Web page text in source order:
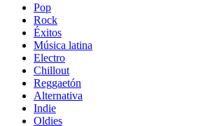
Pop
Rock
Éxitos
Música latina
Electro
Chillout
Reggaetón
Alternativa
Indie
Oldies